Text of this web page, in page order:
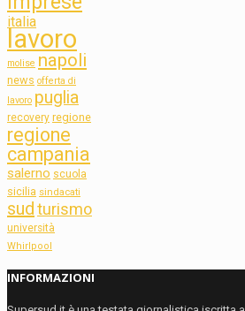
italia
lavoro
molise napoli
news offerta di
lavoro puglia
recovery regione
regione
campania
salerno scuola
sicilia sindacati
sudturismo
università
Whirlpool
INFORMAZIONI